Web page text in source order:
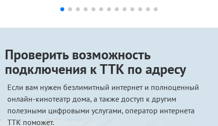
Проверить возможность
подключения к ТТК по адресу
Если вам нужен безлимитный интернет и полноценный
онлайн-кинотеатр дома, а также доступ к другим
полезными цифровыми услугами, оператор интернета
ТТК поможет.